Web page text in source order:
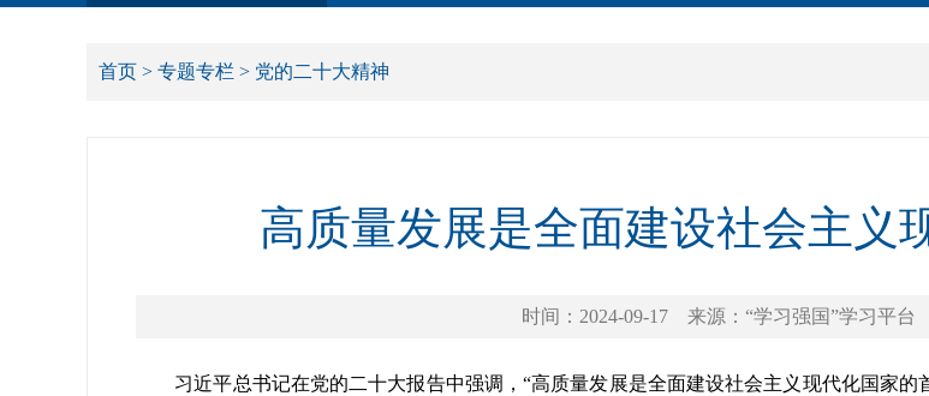
首页 > 专题专栏 > 党的二十大精神
高质量发展是全面建设社会主义
时间：2024-09-17 来源：“学习强国”学习平台
习近平总书记在党的二十大报告中强调，“高质量发展是全面建设社会主义现代化国家的